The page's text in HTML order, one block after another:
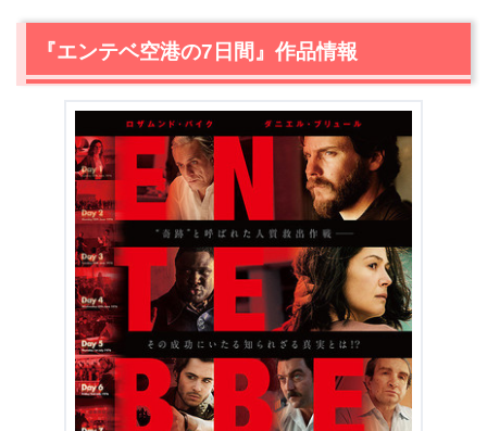
2.1
『エンテベ空港の7日間』の制作者たちは、なぜ「エン
空港の7日間』における最重要場面
2.3女優ロザムンド・パイクの活躍は破竹の勢い
『エンテベ空港の7日間』まとめ
『エンテベ空港の7日間』作品情報